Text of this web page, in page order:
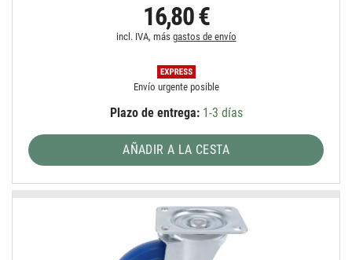
16,80 €
incl. IVA, más gastos de envío
Envío urgente posible
Plazo de entrega:1-3 días
AÑADIR A LA CESTA